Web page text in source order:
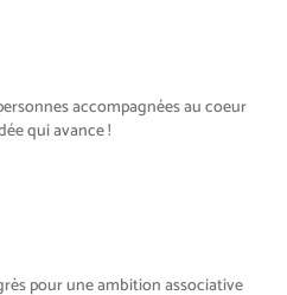
accompagnées au coeur
qui avance !
pour une ambition associative